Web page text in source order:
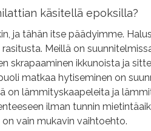
käsitellä epoksilla?
ja tähän itse päädyimme.
Meillä on
skrapaaminen ikkunoista ja
matkaa hytiseminen on
on lämmityskaapeleita ja
ilman tunnin
vain mukavin vaihtoehto.